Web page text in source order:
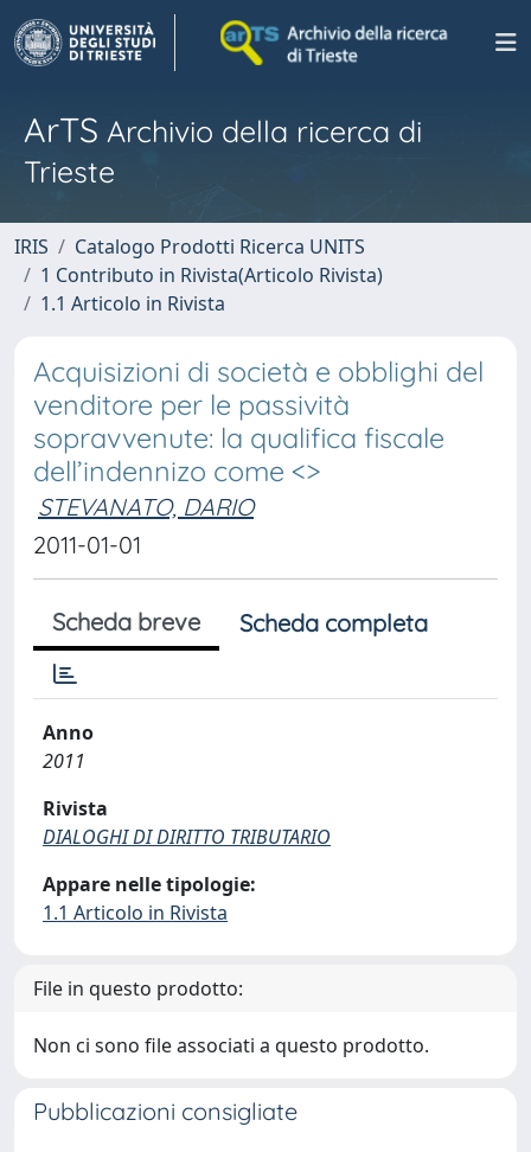
ArTS Archivio della ricerca di
Trieste
IRIS
Catalogo Prodotti Ricerca UNITS
1 Contributo in Rivista(Articolo Rivista)
1.1 Articolo in Rivista
Acquisizioni di società e obblighi del
venditore per le passività
sopravvenute: la qualifica fiscale
dell’indennizo come <>
STEVANATO, DARIO
2011-01-01
Scheda breve Scheda completa
Anno
2011
Rivista
DIALOGHI DI DIRITTO TRIBUTARIO
Appare nelle tipologie:
1.1 Articolo in Rivista
File in questo prodotto:
Non ci sono file associati a questo prodotto.
Pubblicazioni consigliate